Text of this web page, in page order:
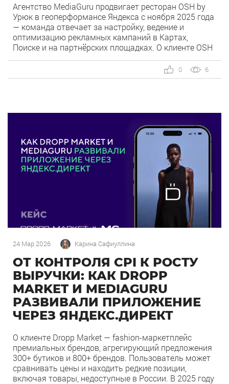
Агентство MediaGuru продвигает ресторан OSH by
Урюк в геоперформансе Яндекса с ноября 2025 года
— команда отвечает за настройку, ведение и
оптимизацию рекламных кампаний в Картах,
Поиске и на партнёрских площадках. О клиенте OSH
2025 года и объединивший концепцию дубайского
OSH с сетью «Урюк». Концепт строится […]
6
0
24 Мар 2026 Карина Сафиуллина
ОТ КОНТРОЛЯ CPI К РОСТУ
ВЫРУЧКИ: КАК DROPP
MARKET И MEDIAGURU
РАЗВИВАЛИ ПРИЛОЖЕНИЕ
ЧЕРЕЗ ЯНДЕКС.ДИРЕКТ
О клиенте Dropp Market — fashion-маркетплейс
премиальных брендов, агрегирующий предложения
300+ бутиков и 800+ брендов. Пользователь может
сравнивать цены и находить редкие позиции,
включая товары, недоступные в России. В 2025 году